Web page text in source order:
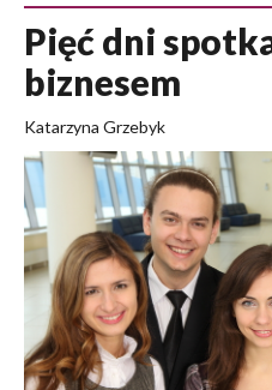
Pięć dni
biznesem
Katarzyna Grzebyk